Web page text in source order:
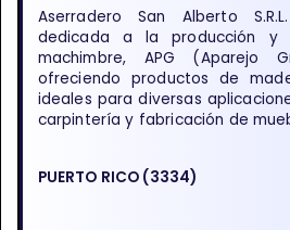
Aserradero San Alberto
dedicada a la producción y
machimbre, APG (Aparejo
ofreciendo productos de
ideales para diversas
carpintería y fabricación de
PUERTO RICO (3334)